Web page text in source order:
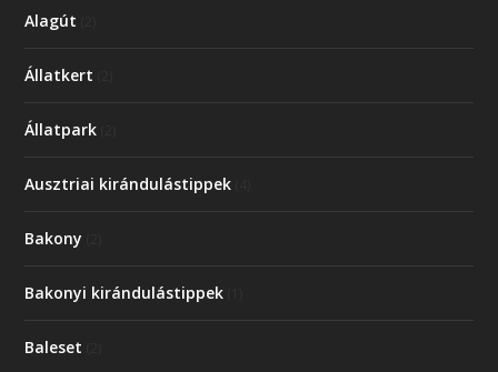
Alagút
Állatkert
Állatpark
Ausztriai kirándulástippek
Bakony
Bakonyi kirándulástippek
Baleset